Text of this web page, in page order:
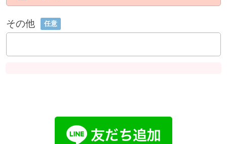
その他 任意